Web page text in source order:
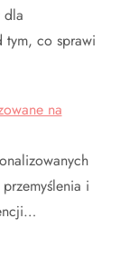
dla
tym, co sprawi
na
i